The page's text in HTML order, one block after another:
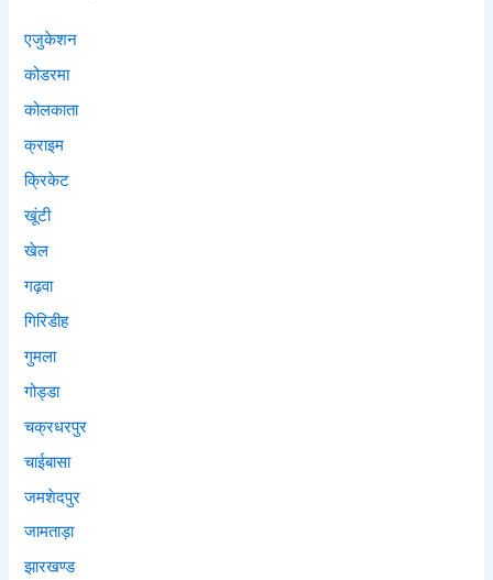
एजुकेशन
कोडरमा
कोलकाता
क्राइम
क्रिकेट
खूंटी
खेल
गढ़वा
गिरिडीह
गुमला
गोड्डा
चक्रधरपुर
चाईबासा
जमशेदपुर
जामताड़ा
झारखण्ड